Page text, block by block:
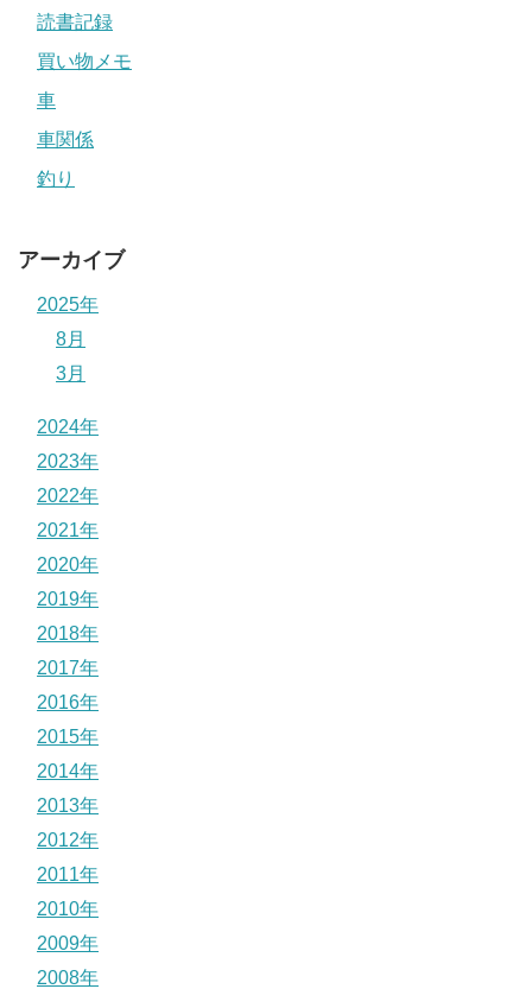
読書記録
買い物メモ
車
車関係
釣り
アーカイブ
2025年
8月
3月
2024年
2023年
2022年
2021年
2020年
2019年
2018年
2017年
2016年
2015年
2014年
2013年
2012年
2011年
2010年
2009年
2008年